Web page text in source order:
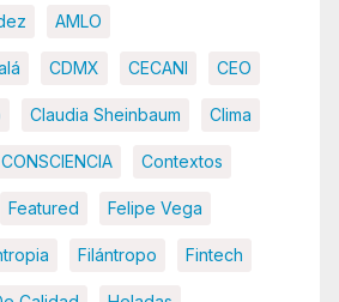
AMLO
CDMX CECANI CEO
Claudia Sheinbaum Clima
CONSCIENCIA Contextos
Featured Felipe Vega
Filántropo Fintech